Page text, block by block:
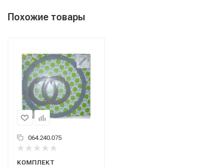
Похожие товары
064.240.075
КОМПЛЕКТ